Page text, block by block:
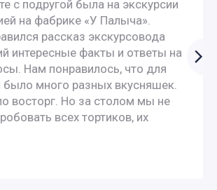
с подругой была на экскурсии
на фабрике «У Палыча».
рассказ экскурсовода
интересные факты и ответы на
Нам понравилось, что для
было много разных вкусняшек.
восторг. Но за столом мы не
всех тортиков, их